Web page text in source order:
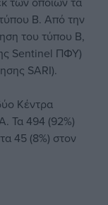
Β. Από την
του τύπου Β,
Sentinel ΠΦΥ)
SARI).
Κέντρα
Τα 494 (92%)
45 (8%) στον